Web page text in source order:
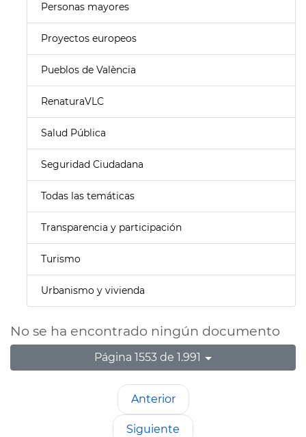
Personas mayores
Proyectos europeos
Pueblos de València
RenaturaVLC
Salud Pública
Seguridad Ciudadana
Todas las temáticas
Transparencia y participación
Turismo
Urbanismo y vivienda
No se ha encontrado ningún documento
Página 1553 de 1.991
Anterior
Siguiente